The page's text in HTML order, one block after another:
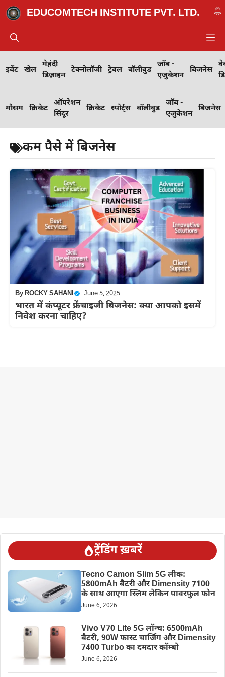
Skip
to
content
EDUCOMTECH INSTITUTE PVT. LTD.
इवेंट खेल
मेहंदी
डिज़ाइन
टेक्नोलॉजी ट्रेवल बॉलीवुड
जॉब -
एजुकेशन
बिजनेस
मौसम क्रिकेट
ऑपरेशन
सिंदूर
क्रिकेट स्पोर्ट्स बॉलीवुड
जॉब -
एजुकेशन
बिजनेस
कम पैसे में बिजनेस
ByROCKY SAHANI June 5, 2025
भारत में कंप्यूटर फ्रेंचाइजी बिजनेस: क्या आपको इसमें
निवेश करना चाहिए?
ट्रेंडिंग ख़बरें
Tecno Camon Slim 5G लीक:
5800mAh बैटरी और Dimensity 7100
के साथ आएगा स्लिम लेकिन पावरफुल फोन
June 6, 2026
Vivo V70 Lite 5G लॉन्च: 6500mAh
बैटरी, 90W फास्ट चार्जिंग और Dimensity
7400 Turbo का दमदार कॉम्बो
June 6, 2026